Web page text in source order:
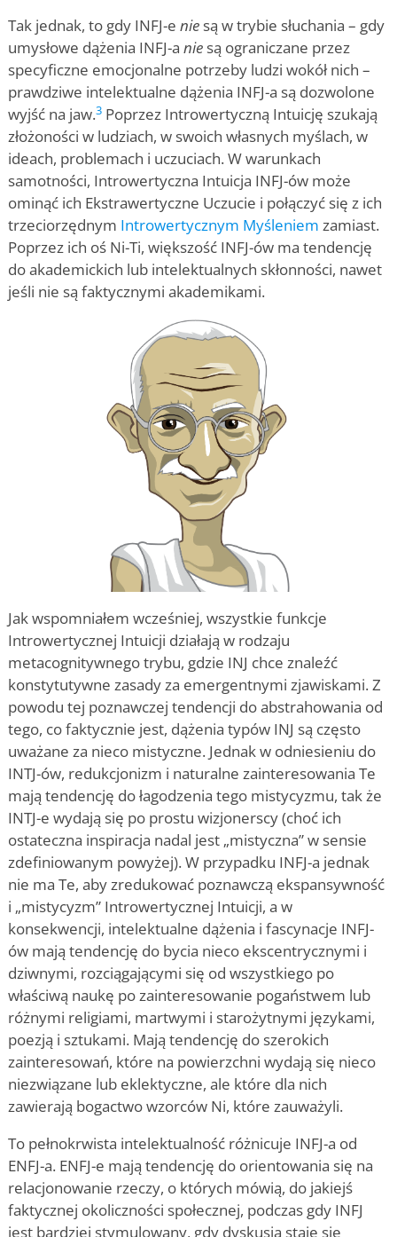
Tak jednak, to gdy INFJ-e nie są w trybie słuchania – gdy
umysłowe dążenia INFJ-a nie są ograniczane przez
specyficzne emocjonalne potrzeby ludzi wokół nich –
prawdziwe intelektualne dążenia INFJ-a są dozwolone
wyjść na jaw.3 Poprzez Introwertyczną Intuicję szukają
złożoności w ludziach, w swoich własnych myślach, w
ideach, problemach i uczuciach. W warunkach
samotności, Introwertyczna Intuicja INFJ-ów może
ominąć ich Ekstrawertyczne Uczucie i połączyć się z ich
trzeciorzędnym Introwertycznym Myśleniem zamiast.
Poprzez ich oś Ni-Ti, większość INFJ-ów ma tendencję
do akademickich lub intelektualnych skłonności, nawet
jeśli nie są faktycznymi akademikami.
Jak wspomniałem wcześniej, wszystkie funkcje
Introwertycznej Intuicji działają w rodzaju
metacognitywnego trybu, gdzie INJ chce znaleźć
konstytutywne zasady za emergentnymi zjawiskami. Z
powodu tej poznawczej tendencji do abstrahowania od
tego, co faktycznie jest, dążenia typów INJ są często
uważane za nieco mistyczne. Jednak w odniesieniu do
INTJ-ów, redukcjonizm i naturalne zainteresowania Te
mają tendencję do łagodzenia tego mistycyzmu, tak że
INTJ-e wydają się po prostu wizjonerscy (choć ich
ostateczna inspiracja nadal jest „mistyczna” w sensie
zdefiniowanym powyżej). W przypadku INFJ-a jednak
nie ma Te, aby zredukować poznawczą ekspansywność
i „mistycyzm” Introwertycznej Intuicji, a w
konsekwencji, intelektualne dążenia i fascynacje INFJ-
ów mają tendencję do bycia nieco ekscentrycznymi i
dziwnymi, rozciągającymi się od wszystkiego po
właściwą naukę po zainteresowanie pogaństwem lub
różnymi religiami, martwymi i starożytnymi językami,
poezją i sztukami. Mają tendencję do szerokich
zainteresowań, które na powierzchni wydają się nieco
niezwiązane lub eklektyczne, ale które dla nich
zawierają bogactwo wzorców Ni, które zauważyli.
To pełnokrwista intelektualność różnicuje INFJ-a od
ENFJ-a. ENFJ-e mają tendencję do orientowania się na
relacjonowanie rzeczy, o których mówią, do jakiejś
faktycznej okoliczności społecznej, podczas gdy INFJ
jest bardziej stymulowany, gdy dyskusja staje się